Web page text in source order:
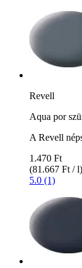
Revell
Aqua por
A Revell
1.470 Ft
(81.667 Ft / l)
5.0 (1)